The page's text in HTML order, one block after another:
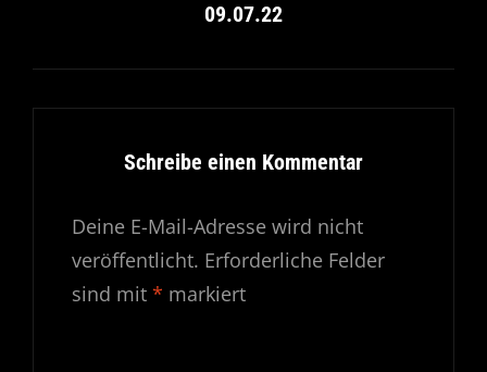
09.07.22
Schreibe einen Kommentar
Deine E-Mail-Adresse wird nicht
veröffentlicht. Erforderliche Felder
sind mit * markiert